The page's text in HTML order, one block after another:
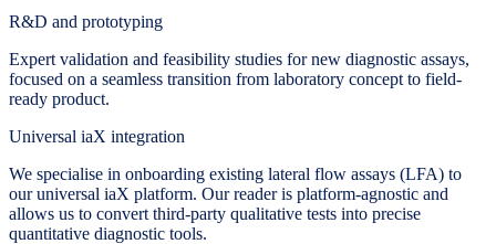
R&D and prototyping
Expert validation and feasibility studies for new diagnostic assays,
focused on a seamless transition from laboratory concept to field-
ready product.
Universal iaX integration
We specialise in onboarding existing lateral flow assays (LFA) to
our universal iaX platform. Our reader is platform-agnostic and
allows us to convert third-party qualitative tests into precise
quantitative diagnostic tools.